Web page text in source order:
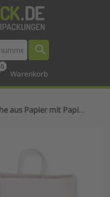
0
Warenkorb
Tragetasche aus Papier mit Papierkordel